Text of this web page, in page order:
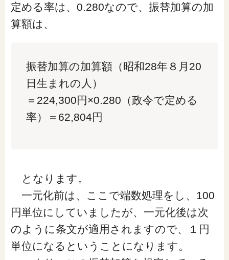
定める率は、0.280なので、振替加算の加
算額は、
振替加算の加算額（昭和28年８月20
日生まれの人）
＝224,300円×0.280（政令で定める
率）＝62,804円
となります。
一元化前は、ここで端数処理をし、100
円単位にしていましたが、一元化後は次
のように条文が適用されますので、１円
単位になるということになります。